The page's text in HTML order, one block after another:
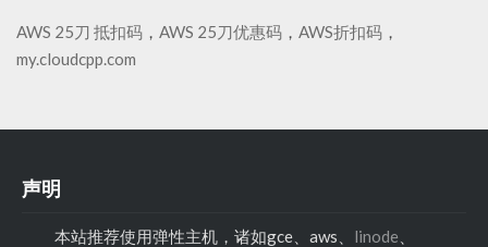
AWS 25刀 抵扣码 AWS 25刀优惠码 AWS折扣码
my.cloudcpp.com
声明
本站推荐使用弹性主机，诸如gce、aws、 linode